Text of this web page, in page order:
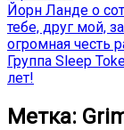
Йорн Ланде о
тебе, друг мой,
огромная честь
Группа Sleep
лет!
Метка: